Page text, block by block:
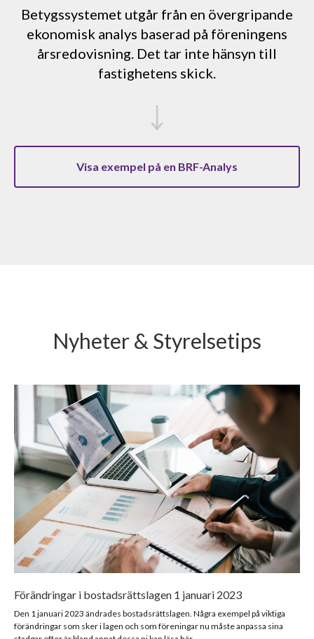
Betygssystemet utgår från en övergripande
ekonomisk analys baserad på föreningens
årsredovisning. Det tar inte hänsyn till
fastighetens skick.
Visa exempel på en BRF-Analys
Nyheter & Styrelsetips
Förändringar i bostadsrättslagen 1 januari 2023
Den 1 januari 2023 ändrades bostadsrättslagen. Några exempel på viktiga
förändringar som sker i lagen och som föreningar nu måste anpassa sina